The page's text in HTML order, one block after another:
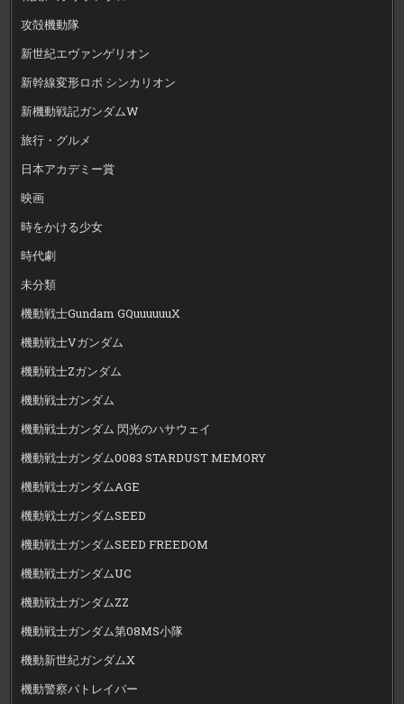
攻殻機動隊
新世紀エヴァンゲリオン
新幹線変形ロボ シンカリオン
新機動戦記ガンダムW
旅行・グルメ
日本アカデミー賞
映画
時をかける少女
時代劇
未分類
機動戦士Gundam GQuuuuuuX
機動戦士Vガンダム
機動戦士Zガンダム
機動戦士ガンダム
機動戦士ガンダム 閃光のハサウェイ
機動戦士ガンダム0083 STARDUST MEMORY
機動戦士ガンダムAGE
機動戦士ガンダムSEED
機動戦士ガンダムSEED FREEDOM
機動戦士ガンダムUC
機動戦士ガンダムZZ
機動戦士ガンダム第08MS小隊
機動新世紀ガンダムX
機動警察パトレイバー